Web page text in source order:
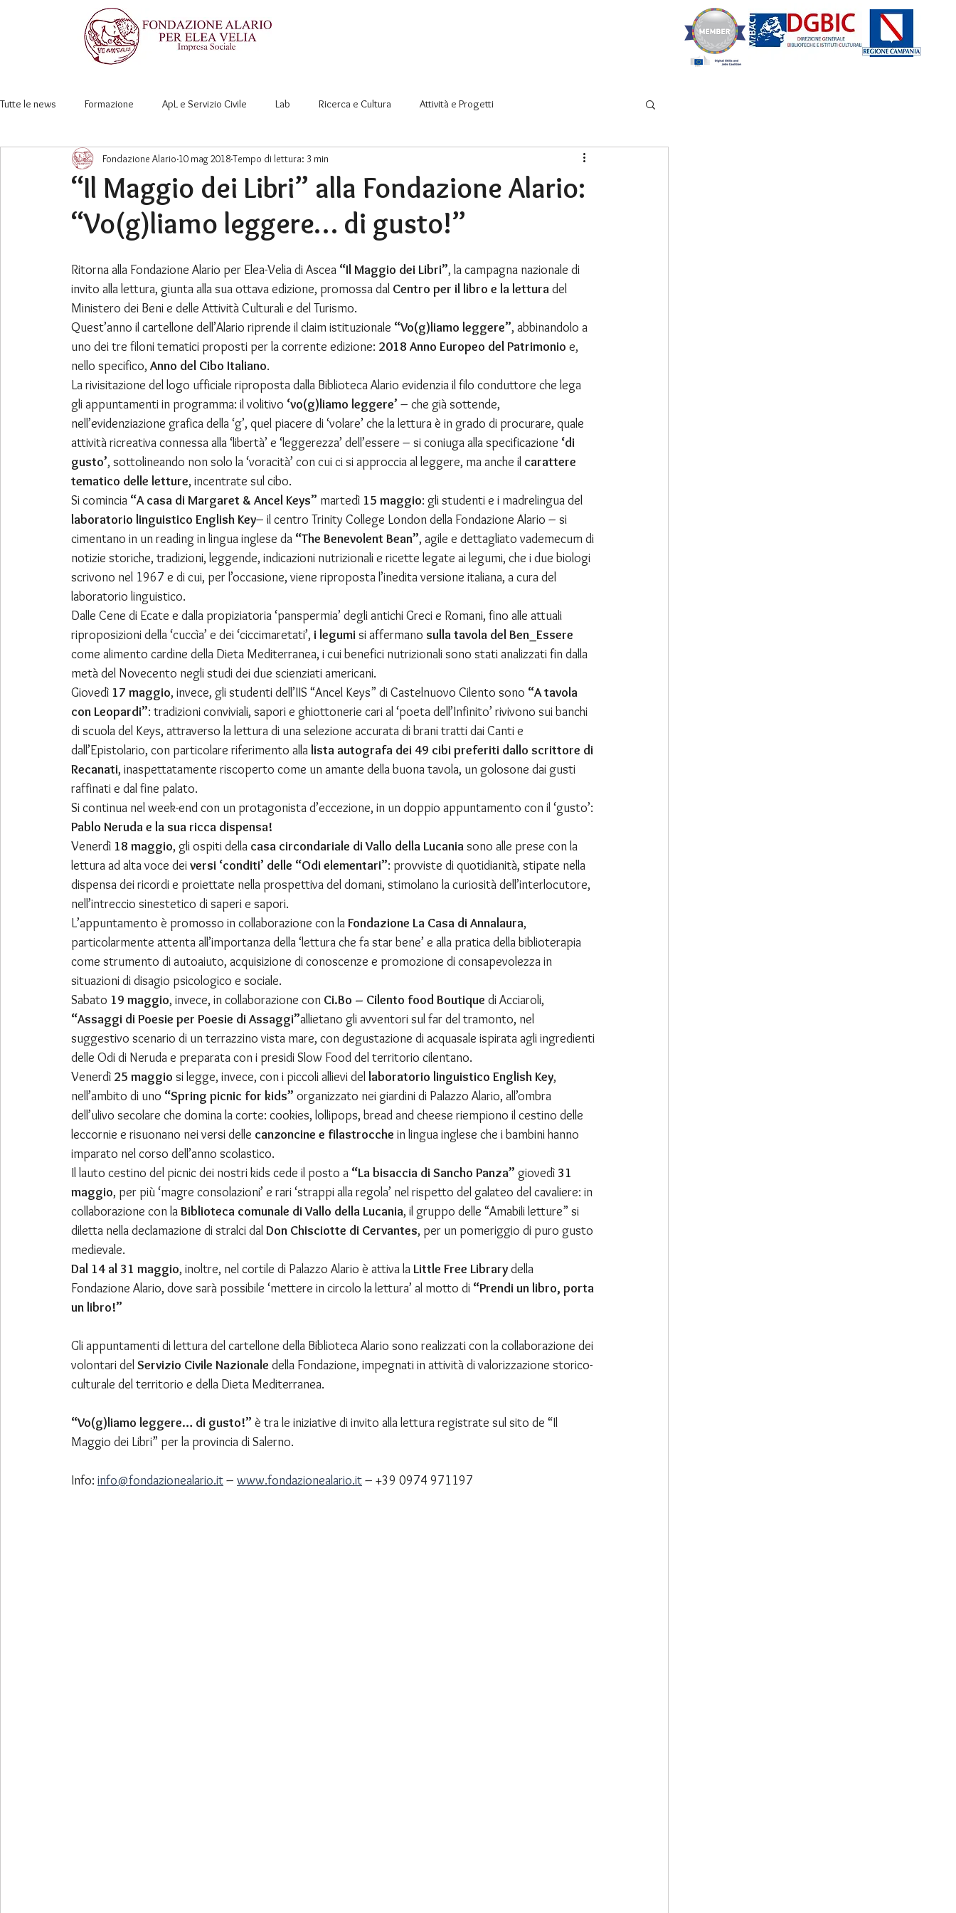
Tutte le news Formazione ApL e Servizio Civile Lab Ricerca e Cultura Attività e Progetti
“Il Maggio dei Libri” alla Fondazione Alario:
“Vo(g)liamo leggere… di gusto!”
Fondazione Alario 10 mag 2018Tempo di lettura: 3 min
Ritorna alla Fondazione Alario per Elea-Velia di Ascea “Il Maggio dei Libri”, la campagna nazionale di
invito alla lettura, giunta alla sua ottava edizione, promossa dal Centro per il libro e la lettura del
Ministero dei Beni e delle Attività Culturali e del Turismo.
Quest’anno il cartellone dell’Alario riprende il claim istituzionale “Vo(g)liamo leggere”, abbinandolo a
uno dei tre filoni tematici proposti per la corrente edizione: 2018 Anno Europeo del Patrimonio e,
nello specifico, Anno del Cibo Italiano.
La rivisitazione del logo ufficiale riproposta dalla Biblioteca Alario evidenzia il filo conduttore che lega
gli appuntamenti in programma: il volitivo ‘vo(g)liamo leggere’ – che già sottende,
nell’evidenziazione grafica della ‘g’, quel piacere di ‘volare’ che la lettura è in grado di procurare, quale
attività ricreativa connessa alla ‘libertà’ e ‘leggerezza’ dell’essere – si coniuga alla specificazione ‘di
gusto’, sottolineando non solo la ‘voracità’ con cui ci si approccia al leggere, ma anche il carattere
tematico delle letture, incentrate sul cibo.
Si comincia “A casa di Margaret & Ancel Keys” martedì 15 maggio: gli studenti e i madrelingua del
laboratorio linguistico English Key– il centro Trinity College London della Fondazione Alario – si
cimentano in un reading in lingua inglese da “The Benevolent Bean”, agile e dettagliato vademecum di
notizie storiche, tradizioni, leggende, indicazioni nutrizionali e ricette legate ai legumi, che i due biologi
scrivono nel 1967 e di cui, per l’occasione, viene riproposta l’inedita versione italiana, a cura del
laboratorio linguistico.
Dalle Cene di Ecate e dalla propiziatoria ‘panspermia’ degli antichi Greci e Romani, fino alle attuali
riproposizioni della ‘cuccìa’ e dei ‘ciccimaretati’, i legumi si affermano sulla tavola del Ben_Essere
come alimento cardine della Dieta Mediterranea, i cui benefici nutrizionali sono stati analizzati fin dalla
metà del Novecento negli studi dei due scienziati americani.
Giovedì 17 maggio, invece, gli studenti dell’IIS “Ancel Keys” di Castelnuovo Cilento sono “A tavola
con Leopardi”: tradizioni conviviali, sapori e ghiottonerie cari al ‘poeta dell’Infinito’ rivivono sui banchi
di scuola del Keys, attraverso la lettura di una selezione accurata di brani tratti dai Canti e
dall’Epistolario, con particolare riferimento alla lista autografa dei 49 cibi preferiti dallo scrittore di
Recanati, inaspettatamente riscoperto come un amante della buona tavola, un golosone dai gusti
raffinati e dal fine palato.
Si continua nel week-end con un protagonista d’eccezione, in un doppio appuntamento con il ‘gusto’:
Pablo Neruda e la sua ricca dispensa!
Venerdì 18 maggio, gli ospiti della casa circondariale di Vallo della Lucania sono alle prese con la
lettura ad alta voce dei versi ‘conditi’ delle “Odi elementari”: provviste di quotidianità, stipate nella
dispensa dei ricordi e proiettate nella prospettiva del domani, stimolano la curiosità dell’interlocutore,
nell’intreccio sinestetico di saperi e sapori.
L’appuntamento è promosso in collaborazione con la Fondazione La Casa di Annalaura,
particolarmente attenta all’importanza della ‘lettura che fa star bene’ e alla pratica della biblioterapia
come strumento di autoaiuto, acquisizione di conoscenze e promozione di consapevolezza in
situazioni di disagio psicologico e sociale.
Sabato 19 maggio, invece, in collaborazione con Ci.Bo – Cilento food Boutique di Acciaroli,
“Assaggi di Poesie per Poesie di Assaggi”allietano gli avventori sul far del tramonto, nel
suggestivo scenario di un terrazzino vista mare, con degustazione di acquasale ispirata agli ingredienti
delle Odi di Neruda e preparata con i presidi Slow Food del territorio cilentano.
Venerdì 25 maggio si legge, invece, con i piccoli allievi del laboratorio linguistico English Key,
nell’ambito di uno “Spring picnic for kids” organizzato nei giardini di Palazzo Alario, all’ombra
dell’ulivo secolare che domina la corte: cookies, lollipops, bread and cheese riempiono il cestino delle
leccornie e risuonano nei versi delle canzoncine e filastrocche in lingua inglese che i bambini hanno
imparato nel corso dell’anno scolastico.
Il lauto cestino del picnic dei nostri kids cede il posto a “La bisaccia di Sancho Panza” giovedì 31
maggio, per più ‘magre consolazioni’ e rari ‘strappi alla regola’ nel rispetto del galateo del cavaliere: in
collaborazione con la Biblioteca comunale di Vallo della Lucania, il gruppo delle “Amabili letture” si
diletta nella declamazione di stralci dal Don Chisciotte di Cervantes, per un pomeriggio di puro gusto
medievale.
Dal 14 al 31 maggio, inoltre, nel cortile di Palazzo Alario è attiva la Little Free Library della
Fondazione Alario, dove sarà possibile ‘mettere in circolo la lettura’ al motto di “Prendi un libro, porta
un libro!”
Gli appuntamenti di lettura del cartellone della Biblioteca Alario sono realizzati con la collaborazione dei
volontari del Servizio Civile Nazionale della Fondazione, impegnati in attività di valorizzazione storico-
culturale del territorio e della Dieta Mediterranea.
“Vo(g)liamo leggere… di gusto!” è tra le iniziative di invito alla lettura registrate sul sito de “Il
Maggio dei Libri” per la provincia di Salerno.
Info: info@fondazionealario.it – www.fondazionealario.it – +39 0974 971197